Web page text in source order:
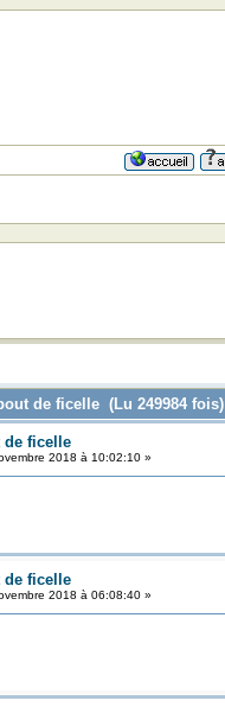
de ficelle (Lu 249984 fois)
de ficelle
2018 à 10:02:10 »
de ficelle
2018 à 06:08:40 »